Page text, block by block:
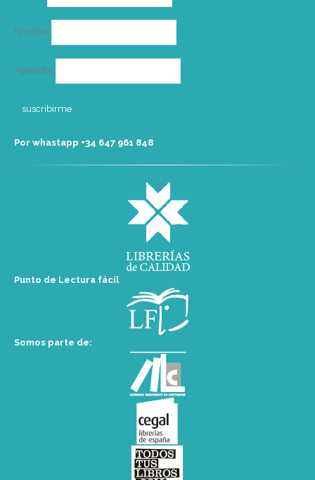
Nombre
Apellidos
Por whastapp +34 ‭647 961 848‬
Punto de Lectura fácil
Somos parte de: